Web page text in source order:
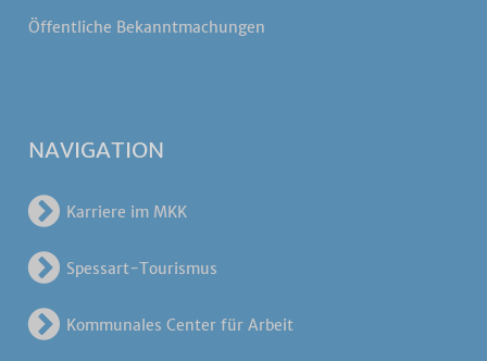
Öffentliche Bekanntmachungen
NAVIGATION
Karriere im MKK
Spessart-Tourismus
Kommunales Center für Arbeit